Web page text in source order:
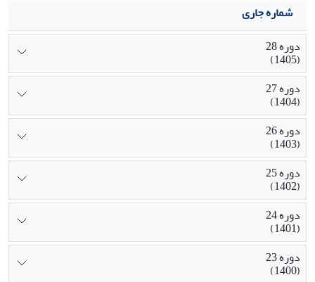
شماره جاری
دوره 28
(1405)
دوره 27
(1404)
دوره 26
(1403)
دوره 25
(1402)
دوره 24
(1401)
دوره 23
(1400)